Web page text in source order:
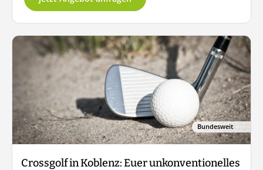
Bundesweit
Crossgolf in Koblenz: Euer unkonventionelles